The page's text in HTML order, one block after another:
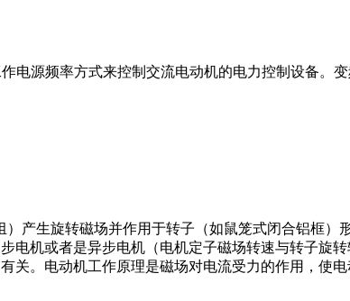
电源频率方式来控制交流电动机的电力控制设备。
产生旋转磁场并作用于转子（如鼠笼式闭合铝框）
机或者是异步电机（电机定子磁场转速与转子旋
。电动机工作原理是磁场对电流受力的作用，使电